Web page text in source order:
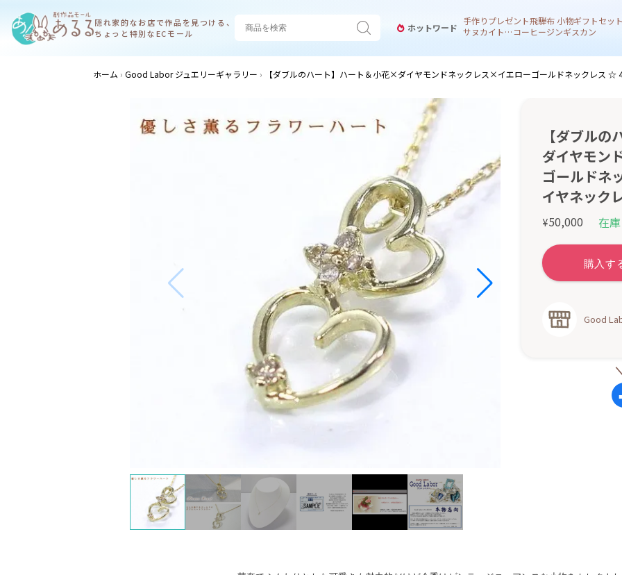
隠れ家的なお店で作品を見つける、
ちょっと特別なECモール
ホットワード
手作りプレゼント飛騨布 小物ギフトセット
サヌカイト 風鈴コーヒージンギスカン
ホーム Good Labor ジュエリーギャラリー 【ダブルのハート】ハート＆小花×ダイヤモンドネックレス×イエローゴールドネックレス ☆
【ダブル
ダイヤモン
ゴールドネ
イヤネック
¥50,000 在庫
Good